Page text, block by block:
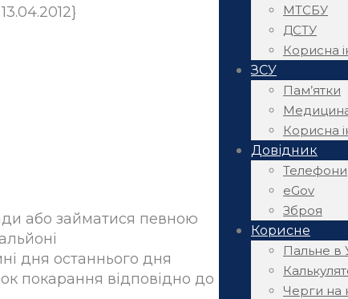
МТСБУ
ДСТУ
Корисна
ЗСУ
Пам’ятки
Корисна
Довідник
Телефони
eGov
Зброя
Корисне
Пальне в
Черги на
або займатися певною
дня останнього дня
покарання відповідно до